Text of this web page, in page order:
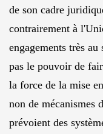
de son cadre
contrairement à
engagements très
pas le pouvoir de
la force de la mise
non de mécanismes
prévoient des